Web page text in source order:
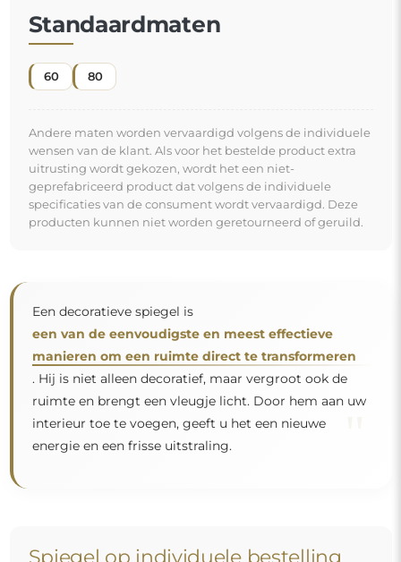
Standaardmaten
60 80
Andere maten worden vervaardigd volgens de individuele
wensen van de klant. Als voor het bestelde product extra
uitrusting wordt gekozen, wordt het een niet-
geprefabriceerd product dat volgens de individuele
specificaties van de consument wordt vervaardigd. Deze
producten kunnen niet worden geretourneerd of geruild.
Een decoratieve spiegel is
een van de eenvoudigste en meest effectieve
manieren om een ruimte direct te transformeren
. Hij is niet alleen decoratief, maar vergroot ook de
ruimte en brengt een vleugje licht. Door hem aan uw
interieur toe te voegen, geeft u het een nieuwe
energie en een frisse uitstraling.
Spiegel op individuele bestelling